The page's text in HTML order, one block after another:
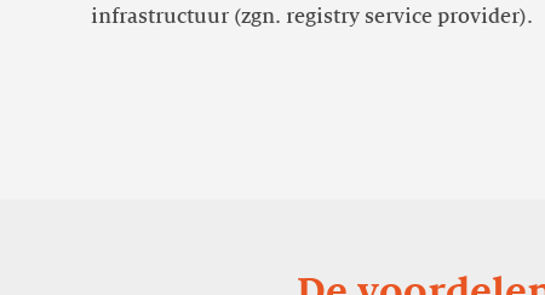
infrastructuur (zgn. registry service provider).